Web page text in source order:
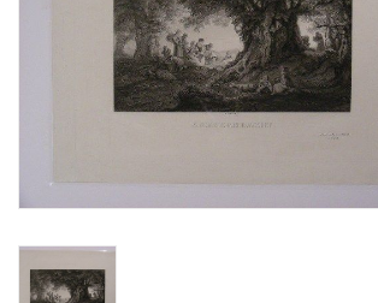
Zeichnungen
Gemälde
Fotografie